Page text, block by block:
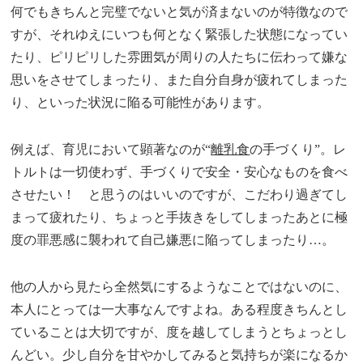
何でもきちんと完璧でないと気が済まないのが特徴なので
すが、それゆえにいつも何となく緊張した状態になってい
たり、ピリピリした雰囲気が周りの人たちに伝わって嫌な
思いをさせてしまったり、また自分自身が疲れてしまった
り、といった状況に陥る可能性があります。
例えば、育児において顕著なのが“離乳食の手づくり”。レ
トルトは一切使わず、手づくりで安全・安心なものを食べ
させたい！ と思うのはいいのですが、こだわり過ぎてし
まって疲れたり、ちょっと手抜きをしてしまったあとに極
度の罪悪感に襲われて自己嫌悪に陥ってしまったり…。
他の人から見たら全然気にするようなことではないのに、
本人にとっては一大事なんですよね。ある程度きちんとし
ていることは大切ですが、度を越してしまうとちょっとし
んどい。少し自分を甘やかしてみると気持ちが楽になるか